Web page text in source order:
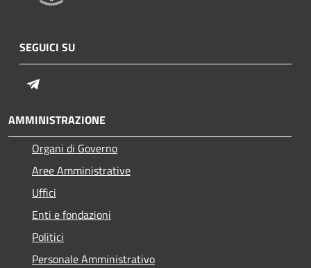
SEGUICI SU
AMMINISTRAZIONE
Organi di Governo
Aree Amministrative
Uffici
Enti e fondazioni
Politici
Personale Amministrativo